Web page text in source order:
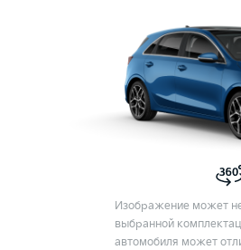
Изображение может не
выбранной
автомобиля может